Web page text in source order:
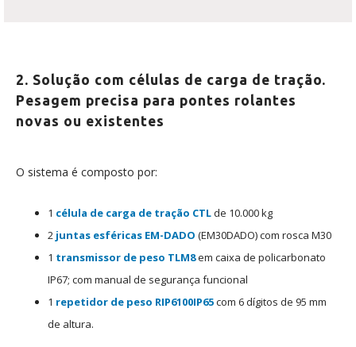
2. Solução com células de carga de tração.
Pesagem precisa para pontes rolantes
novas ou existentes
O sistema é composto por:
1 célula de carga de tração CTLde 10.000 kg
2 juntas esféricas EM-DADO (EM30DADO) com rosca M30
1 transmissor de peso TLM8em caixa de policarbonato
IP67; com manual de segurança funcional
1 repetidor de peso RIP6100IP65com 6 dígitos de 95 mm
de altura.